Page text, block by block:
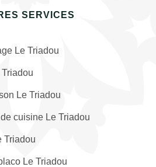
SERVICES
Le Triadou
Le Triadou
cuisine Le Triadou
Triadou
Le Triadou